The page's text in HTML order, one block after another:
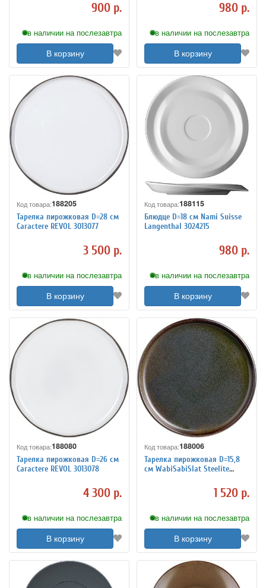
900 р.
в наличии на послезавтра
В корзину
980 р.
в наличии на послезавтра
В корзину
Код товара:188205
Тарелка пирожковая D=28 см
Caractere REVOL 3013077
3 500 р.
в наличии на послезавтра
В корзину
Код товара:188115
Блюдце D=18 см Nami Suisse
Langenthal 3024215
980 р.
в наличии на послезавтра
В корзину
Код товара:188080
Тарелка пирожковая D=26 см
Caractere REVOL 3013078
4 300 р.
в наличии на послезавтра
В корзину
Код товара:188006
Тарелка пирожковая D=15,8
см WabiSabiSlat Steelite
1 520 р.
в наличии на послезавтра
В корзину